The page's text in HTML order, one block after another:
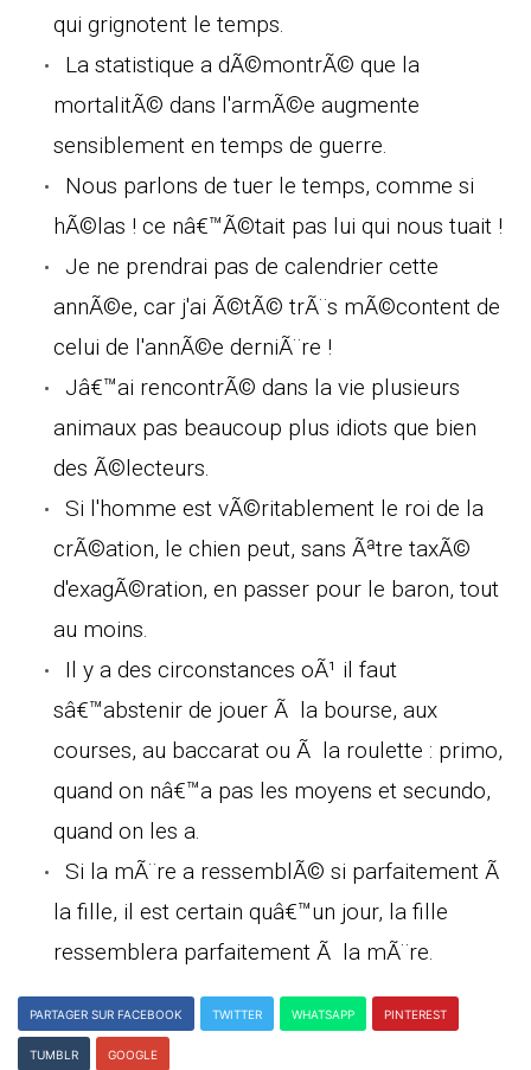
qui grignotent le temps.
La statistique a dÃ©montrÃ© que la
mortalitÃ© dans l'armÃ©e augmente
sensiblement en temps de guerre.
Nous parlons de tuer le temps, comme si
hÃ©las ! ce nâ€™Ã©tait pas lui qui nous tuait !
Je ne prendrai pas de calendrier cette
annÃ©e, car j'ai Ã©tÃ© trÃ¨s mÃ©content de
celui de l'annÃ©e derniÃ¨re !
Jâ€™ai rencontrÃ© dans la vie plusieurs
animaux pas beaucoup plus idiots que bien
des Ã©lecteurs.
Si l'homme est vÃ©ritablement le roi de la
crÃ©ation, le chien peut, sans Ãªtre taxÃ©
d'exagÃ©ration, en passer pour le baron, tout
au moins.
Il y a des circonstances oÃ¹ il faut
sâ€™abstenir de jouer Ã la bourse, aux
courses, au baccarat ou Ã la roulette : primo,
quand on nâ€™a pas les moyens et secundo,
quand on les a.
Si la mÃ¨re a ressemblÃ© si parfaitement Ã
la fille, il est certain quâ€™un jour, la fille
ressemblera parfaitement Ã la mÃ¨re.
PARTAGER SUR FACEBOOK TWITTER WHATSAPP PINTEREST
TUMBLR GOOGLE